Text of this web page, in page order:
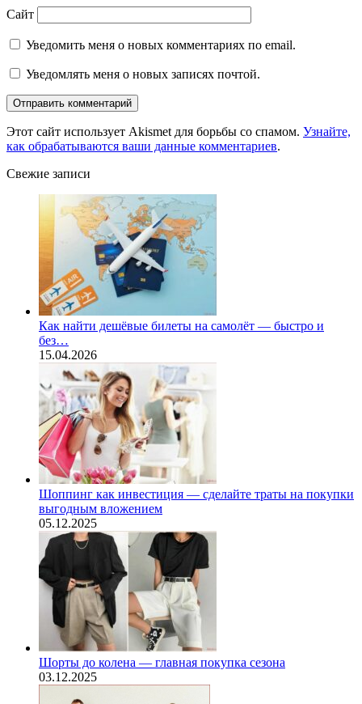
Сайт
Уведомить меня о новых комментариях по email.
Уведомлять меня о новых записях почтой.
Этот сайт использует Akismet для борьбы со спамом. Узнайте,
как обрабатываются ваши данные комментариев.
Свежие записи
Как найти дешёвые билеты на самолёт — быстро и
без…
15.04.2026
Шоппинг как инвестиция — сделайте траты на покупки
выгодным вложением
05.12.2025
Шорты до колена — главная покупка сезона
03.12.2025